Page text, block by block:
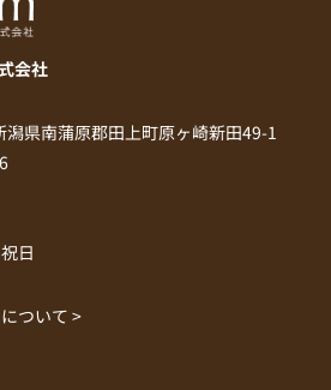
会社
県南蒲原郡田上町原ヶ崎新田49-1
日
ついて >